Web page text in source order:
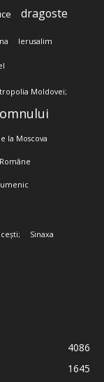
dragoste
Ierusalim
Moldovei;
la Moscova
Sinaxa
4086
1645